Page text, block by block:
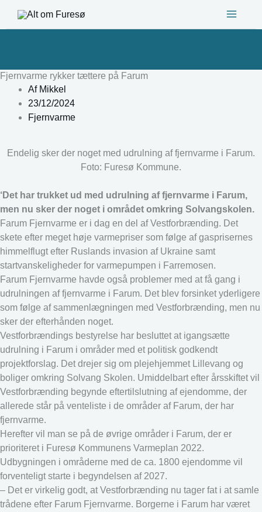
Fjernvarme rykker tættere på Farum
AfMikkel
23/12/2024
Fjernvarme
Endelig sker der noget med udrulning af fjernvarme i Farum.
Foto: Furesø Kommune.
‘Det har trukket ud med udrulning af fjernvarme i Farum,
men nu sker der noget i området omkring Solvangskolen.
Farum Fjernvarme er i dag en del af Vestforbrænding. Det
skete efter meget høje varmepriser som følge af gasprisernes
himmelflugt efter Ruslands invasion af Ukraine samt
startvanskeligheder for varmepumpen i Farremosen.
Farum Fjernvarme havde også problemer med at få gang i
udrulningen af fjernvarme i Farum. Det blev forsinket yderligere
som følge af sammenlægningen med Vestforbrænding, men nu
sker der efterhånden noget.
Vestforbrændings bestyrelse har besluttet at igangsætte
udrulning i Farum i områder med et politisk godkendt
projektforslag. Det drejer sig om plejehjemmet Lillevang og
boliger omkring Solvang Skolen. Umiddelbart efter årsskiftet vil
Vestforbrænding begynde eftertilslutning af ejendomme, der
allerede står på venteliste i de områder af Farum, der har
fjernvarme.
Herefter vil man se på de øvrige områder i Farum, der er
prioriteret i Furesø Kommunens Varmeplan 2022.
Udbygningen i områderne med de ca. 1800 ejendomme vil
forventeligt starte i begyndelsen af 2027.
– Det er virkelig godt, at Vestforbrænding nu tager fat i at samle
trådene efter Farum Fjernvarme. Borgerne i Farum har været